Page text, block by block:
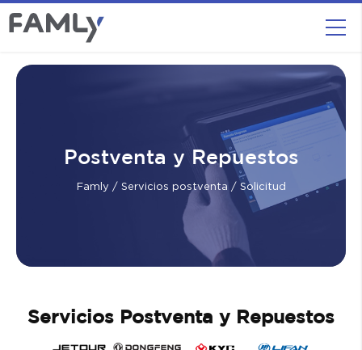
Postventa y Repuestos
Famly / Servicios postventa / Solicitud
Servicios Postventa y Repuestos